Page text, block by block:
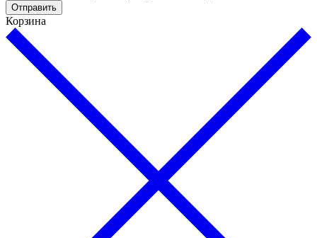
Отправить
Корзина